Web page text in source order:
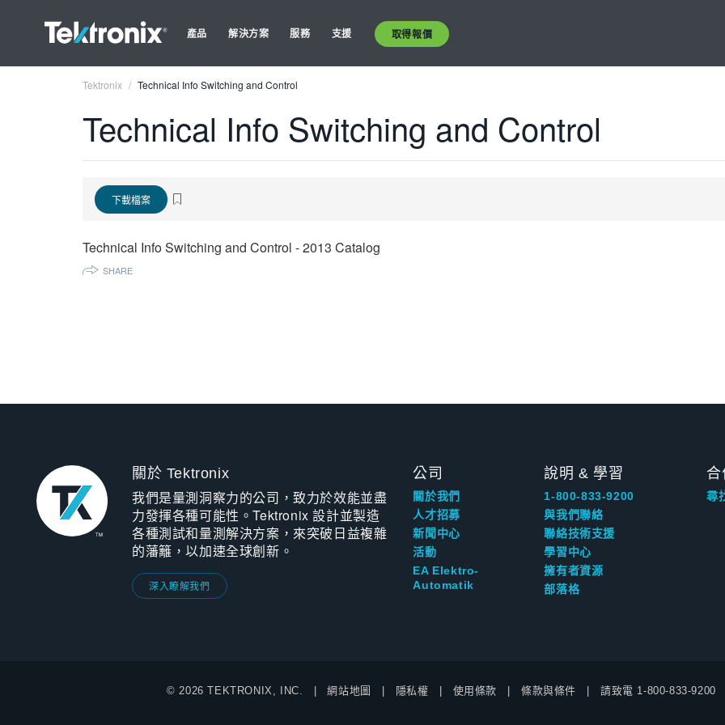
產品 解決方案 服務 支援 取得報價
Tektronix Technical Info Switching and Control
Technical Info Switching and Control
下載檔案
Technical Info Switching and Control - 2013 Catalog
SHARE
關於 Tektronix
我們是量測洞察力的公司，致力於效能並盡
力發揮各種可能性。Tektronix 設計並製造
各種測試和量測解決方案，來突破日益複雜
的藩籬，以加速全球創新。
深入瞭解我們
公司
關於我們
人才招募
新聞中心
活動
EA Elektro-
Automatik
說明 & 學習
1-800-833-9200
與我們聯絡
聯絡技術支援
學習中心
擁有者資源
部落格
合
尋
© 2026 TEKTRONIX, INC. 網站地圖 隱私權 使用條款 條款與條件 請致電 1-800-833-9200